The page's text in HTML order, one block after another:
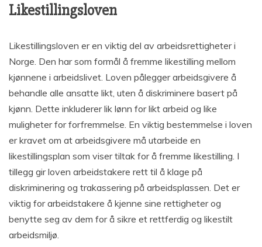
Likestillingsloven
Likestillingsloven er en viktig del av arbeidsrettigheter i
Norge. Den har som formål å fremme likestilling mellom
kjønnene i arbeidslivet. Loven pålegger arbeidsgivere å
behandle alle ansatte likt, uten å diskriminere basert på
kjønn. Dette inkluderer lik lønn for likt arbeid og like
muligheter for forfremmelse. En viktig bestemmelse i loven
er kravet om at arbeidsgivere må utarbeide en
likestillingsplan som viser tiltak for å fremme likestilling. I
tillegg gir loven arbeidstakere rett til å klage på
diskriminering og trakassering på arbeidsplassen. Det er
viktig for arbeidstakere å kjenne sine rettigheter og
benytte seg av dem for å sikre et rettferdig og likestilt
arbeidsmiljø.